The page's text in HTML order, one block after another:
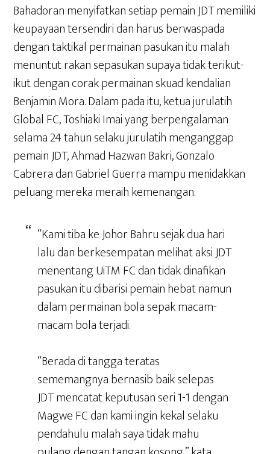
Bahadoran menyifatkan setiap pemain JDT memiliki
keupayaan tersendiri dan harus berwaspada
dengan taktikal permainan pasukan itu malah
menuntut rakan sepasukan supaya tidak terikut-
ikut dengan corak permainan skuad kendalian
Benjamin Mora. Dalam pada itu, ketua jurulatih
Global FC, Toshiaki Imai yang berpengalaman
selama 24 tahun selaku jurulatih menganggap
pemain JDT, Ahmad Hazwan Bakri, Gonzalo
Cabrera dan Gabriel Guerra mampu menidakkan
peluang mereka meraih kemenangan.
“Kami tiba ke Johor Bahru sejak dua hari
lalu dan berkesempatan melihat aksi JDT
menentang UiTM FC dan tidak dinafikan
pasukan itu dibarisi pemain hebat namun
dalam permainan bola sepak macam-
macam bola terjadi.
“Berada di tangga teratas
sememangnya bernasib baik selepas
JDT mencatat keputusan seri 1-1 dengan
Magwe FC dan kami ingin kekal selaku
pendahulu malah saya tidak mahu